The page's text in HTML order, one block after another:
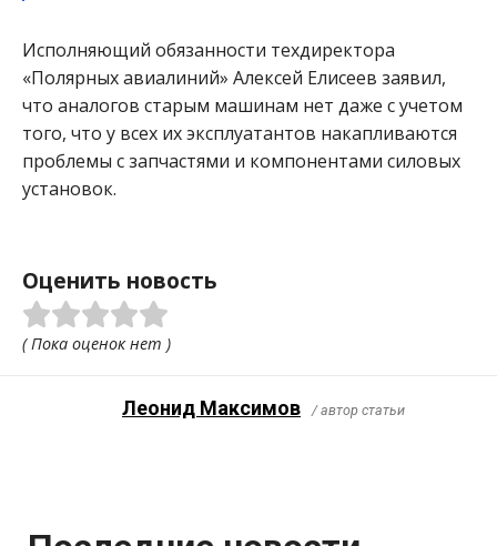
Исполняющий обязанности техдиректора
«Полярных авиалиний» Алексей Елисеев заявил,
что аналогов старым машинам нет даже с учетом
того, что у всех их эксплуатантов накапливаются
проблемы с запчастями и компонентами силовых
установок.
Оценить новость
( Пока оценок нет )
Леонид Максимов / автор статьи